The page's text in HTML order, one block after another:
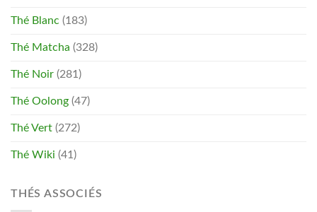
Thé Blanc (183)
Thé Matcha (328)
Thé Noir (281)
Thé Oolong (47)
Thé Vert (272)
Thé Wiki (41)
THÉS ASSOCIÉS